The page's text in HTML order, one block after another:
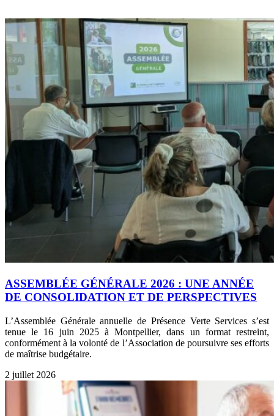
ASSEMBLÉE GÉNÉRALE 2026 : UNE ANNÉE
DE CONSOLIDATION ET DE PERSPECTIVES
L’Assemblée Générale annuelle de Présence Verte Services s’est
tenue le 16 juin 2025 à Montpellier, dans un format restreint,
conformément à la volonté de l’Association de poursuivre ses efforts
de maîtrise budgétaire.
2 juillet 2026